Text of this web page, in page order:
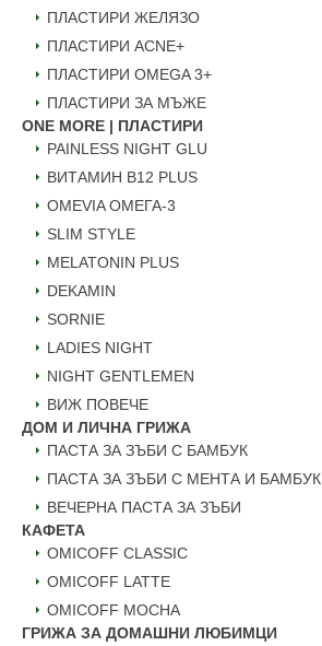
ПЛАСТИРИ ЖЕЛЯЗО
ПЛАСТИРИ ACNE+
ПЛАСТИРИ OMEGA 3+
ПЛАСТИРИ ЗА МЪЖЕ
ONE MORE | ПЛАСТИРИ
PAINLESS NIGHT GLU
ВИТАМИН B12 PLUS
ОMEVIA ОМЕГА-3
SLIM STYLE
MELATONIN PLUS
DEKAMIN
SORNIE
LADIES NIGHT
NIGHT GENTLEMEN
ВИЖ ПОВЕЧЕ
ДОМ И ЛИЧНА ГРИЖА
ПАСТА ЗА ЗЪБИ С БАМБУК
ПАСТА ЗА ЗЪБИ С МЕНТА И БАМБУК
ВЕЧЕРНА ПАСТА ЗА ЗЪБИ
КАФЕТА
OMICOFF CLASSIC
OMICOFF LATTE
OMICOFF MOCHA
ГРИЖА ЗА ДОМАШНИ ЛЮБИМЦИ